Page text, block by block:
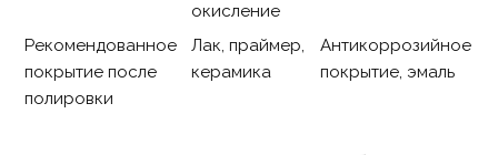
окисление
Рекомендованное
покрытие после
полировки
Лак, праймер,
керамика
Антикоррозийное
покрытие, эмаль